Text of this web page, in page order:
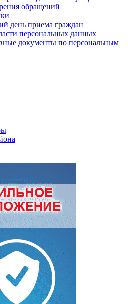
обращений
день приема граждан
персональных данных
документы по персональным